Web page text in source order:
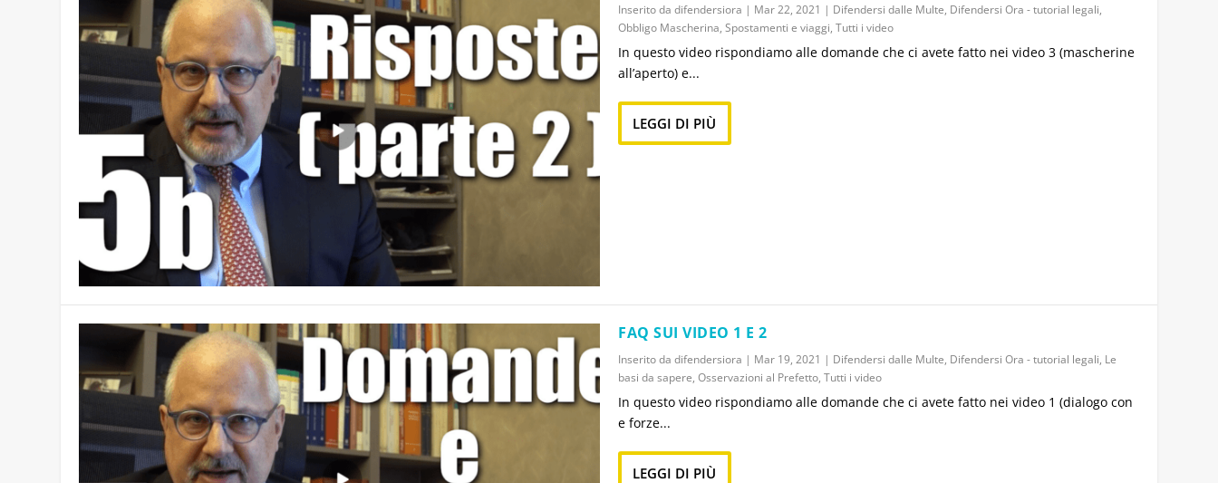
Inserito da difendersiora | Mar 22, 2021 | Difendersi dalle Multe, Difendersi Ora - tutorial legali,
Obbligo Mascherina, Spostamenti e viaggi, Tutti i video
In questo video rispondiamo alle domande che ci avete fatto nei video 3 (mascherine
all’aperto) e...
LEGGI DI PIÙ
FAQ SUI VIDEO 1 E 2
Inserito da difendersiora | Mar 19, 2021 | Difendersi dalle Multe, Difendersi Ora - tutorial legali, Le
basi da sapere, Osservazioni al Prefetto, Tutti i video
In questo video rispondiamo alle domande che ci avete fatto nei video 1 (dialogo con
e forze...
LEGGI DI PIÙ